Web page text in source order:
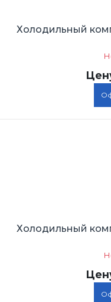
Холодильный
Холодильный